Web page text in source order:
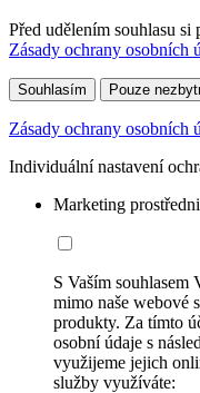
Před udělením souhlasu si
Zásady ochrany osobních
Souhlasím Pouze
Zásady ochrany osobních
Individuální nastavení
Marketing
S Vaším souhlasem
mimo naše webové
produkty. Za tímto
osobní údaje s
využijeme jejich
služby využíváte: